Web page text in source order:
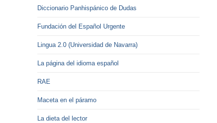
Diccionario Panhispánico de Dudas
Fundación del Español Urgente
Lingua 2.0 (Universidad de Navarra)
La página del idioma español
RAE
Maceta en el páramo
La dieta del lector